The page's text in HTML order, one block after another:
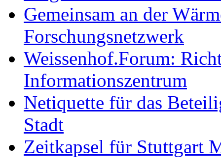
Gemeinsam an der
Forschungsnetzwerk
Weissenhof.Forum:
Informationszentrum
Netiquette für das
Stadt
Zeitkapsel für Stuttgart